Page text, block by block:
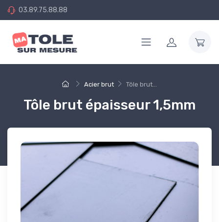
03.89.75.88.88
Acier brut Tôle brut...
Tôle brut épaisseur 1,5mm